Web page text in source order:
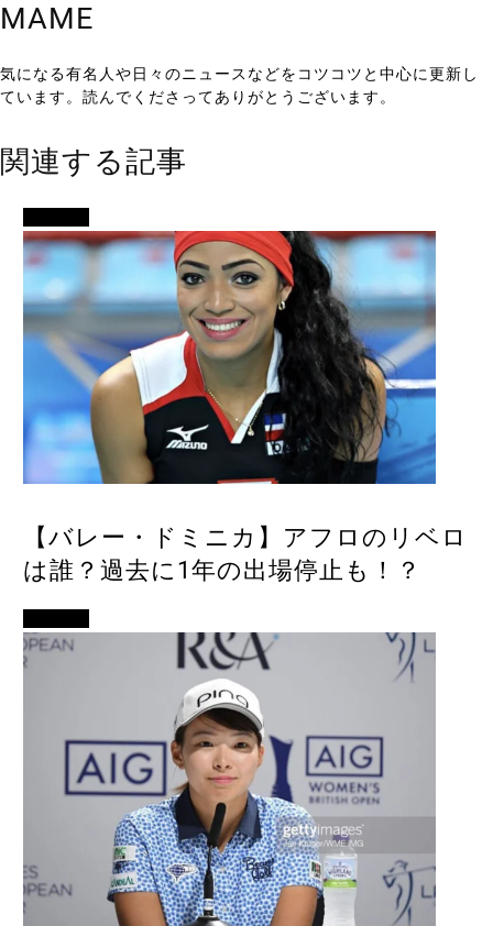
MAME
気になる有名人や日々のニュースなどをコツコツと中心に更新し
ています。読んでくださってありがとうございます。
関連する記事
【バレー・ドミニカ】アフロのリベロ
は誰？過去に1年の出場停止も！？